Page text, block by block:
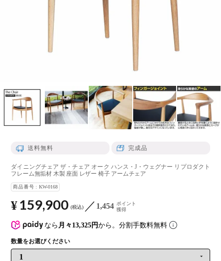
送料無料 完成品
ダイニングチェア ザ・チェア オーク ハンス・J・ウェグナー リプロダクト
フレーム無垢材 木製 座面 レザー 椅子 アームチェア
商品番号 KW-0168
なら 月々13,325円から。分割手数料無料
¥ 159,900 税込 1,454 ポイント
獲得